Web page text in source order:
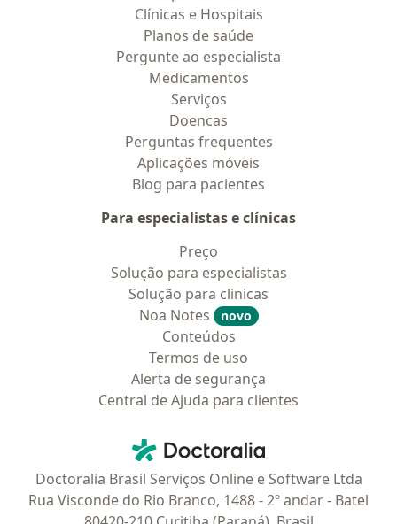
Clínicas e Hospitais
Planos de saúde
Pergunte ao especialista
Medicamentos
Serviços
Doencas
Perguntas frequentes
Aplicações móveis
Blog para pacientes
Para especialistas e clínicas
Preço
Solução para especialistas
Solução para clinicas
Noa Notes
novo
Conteúdos
Termos de uso
Alerta de segurança
Central de Ajuda para clientes
Doctoralia - Homepage
Doctoralia Brasil Serviços Online e Software Ltda
Rua Visconde do Rio Branco, 1488 - 2º andar - Batel